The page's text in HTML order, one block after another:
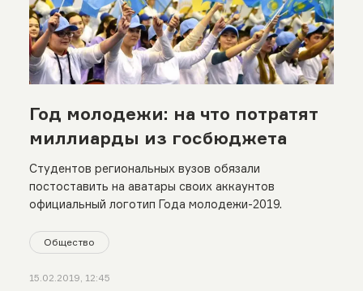
Год молодежи: на что потратят
миллиарды из госбюджета
Студентов региональных вузов обязали
постоставить на аватары своих аккаунтов
официальный логотип Года молодежи-2019.
Общество
15.02.2019, 12:45